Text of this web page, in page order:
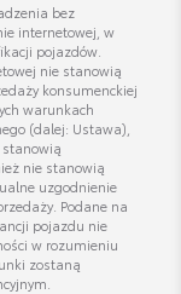
Używanych
bez
internetowej, w
pojazdów.
nie stanowią
konsumenckiej
warunkach
(dalej: Ustawa),
nie stanowią
uzgodnienie
Podane na
pojazdu nie
w rozumieniu
zostaną